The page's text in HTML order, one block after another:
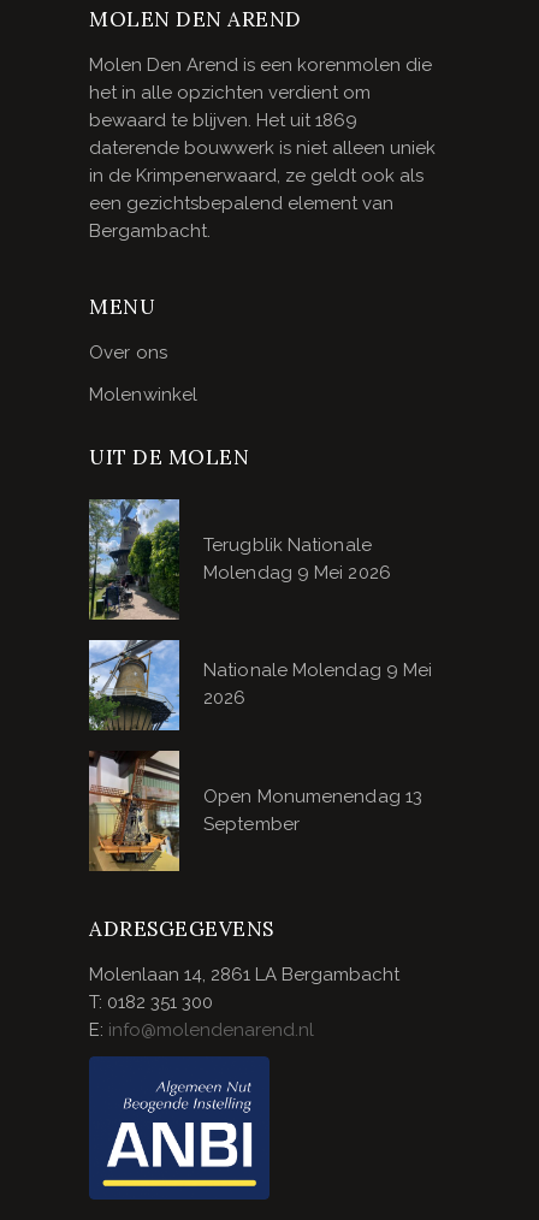
MOLEN DEN AREND
Molen Den Arend is een korenmolen die
het in alle opzichten verdient om
bewaard te blijven. Het uit 1869
daterende bouwwerk is niet alleen uniek
in de Krimpenerwaard, ze geldt ook als
een gezichtsbepalend element van
Bergambacht.
MENU
Over ons
Molenwinkel
UIT DE MOLEN
Terugblik Nationale
Molendag 9 Mei 2026
Nationale Molendag 9 Mei
2026
Open Monumenendag 13
September
ADRESGEGEVENS
Molenlaan 14, 2861 LA Bergambacht
T: 0182 351 300
E: info@molendenarend.nl